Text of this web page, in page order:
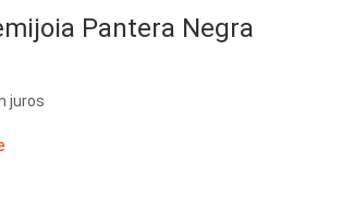
Pantera Negra
juros